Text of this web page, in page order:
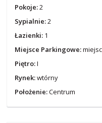
Pokoje:2
Sypialnie:2
Łazienki: 1
Miejsce Parkingowe:
Piętro:I
Rynek:wtórny
Położenie:Centrum